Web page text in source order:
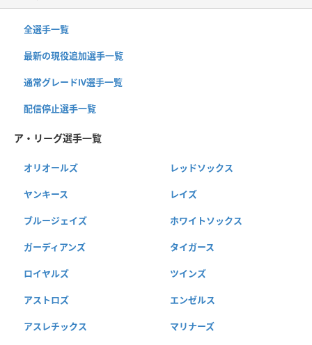
全選手一覧
最新の現役追加選手一覧
通常グレードⅣ選手一覧
配信停止選手一覧
ア・リーグ選手一覧
オリオールズ レッドソックス
ヤンキース レイズ
ブルージェイズ ホワイトソックス
ガーディアンズ タイガース
ロイヤルズ ツインズ
アストロズ エンゼルス
アスレチックス マリナーズ